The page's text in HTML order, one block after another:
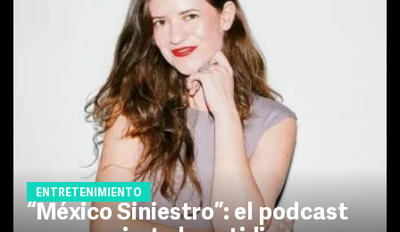
ENTRETENIMIENTO
“México Siniestro”: el podcast